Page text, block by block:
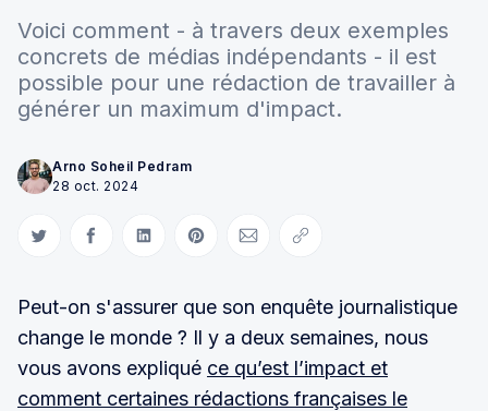
Voici comment - à travers deux exemples
concrets de médias indépendants - il est
possible pour une rédaction de travailler à
générer un maximum d'impact.
Arno Soheil Pedram
28 oct. 2024
Partager sur Twitter
Partager sur Facebook
Partager sur LinkedIn
Partager sur Pinterest
Partager par Courriel
Copier le lien
Peut-on s'assurer que son enquête journalistique
change le monde ? Il y a deux semaines, nous
vous avons expliqué ce qu’est l’impact et
comment certaines rédactions françaises le